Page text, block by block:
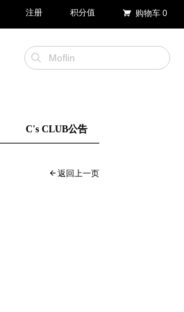
注册 积分值 购物车 0
C's CLUB公告
返回上一页